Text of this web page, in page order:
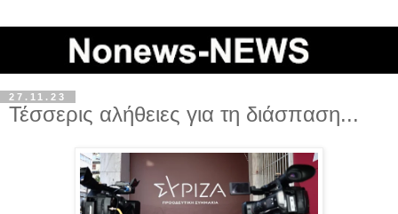
27.11.23
Τέσσερις αλήθειες για τη διάσπαση...